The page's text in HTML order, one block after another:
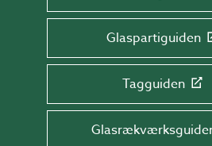
Glaspartiguiden
Tagguiden